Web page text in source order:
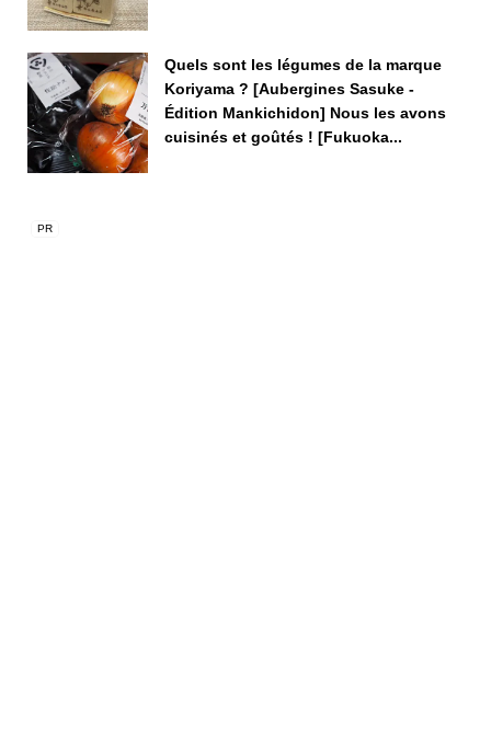
Quels sont les légumes de la marque
Koriyama ? [Aubergines Sasuke -
Édition Mankichidon] Nous les avons
cuisinés et goûtés ! [Fukuoka...